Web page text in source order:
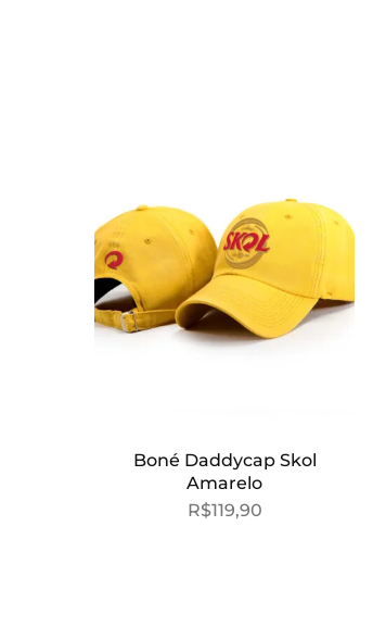
Boné Daddycap Skol
Amarelo
R$119,90